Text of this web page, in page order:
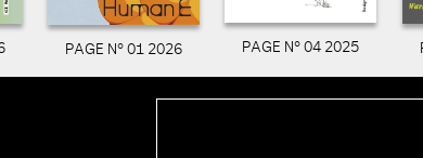
PAGE N° 01 2026 PAGE N° 04 2025